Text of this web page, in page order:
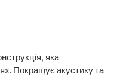
яка
Покращує акустику та